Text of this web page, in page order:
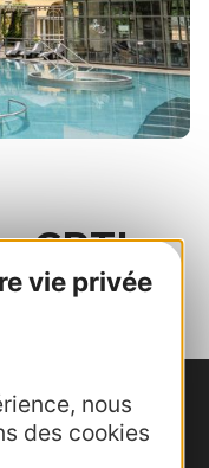
vie privée
nous
des cookies
CRTL